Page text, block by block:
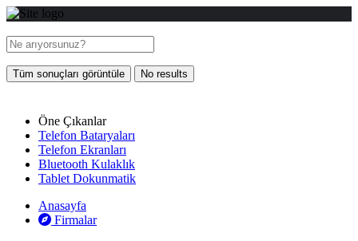
Tüm sonuçları görüntüle No results
Öne Çıkanlar
Telefon Bataryaları
Telefon Ekranları
Bluetooth Kulaklık
Tablet Dokunmatik
Anasayfa
Firmalar